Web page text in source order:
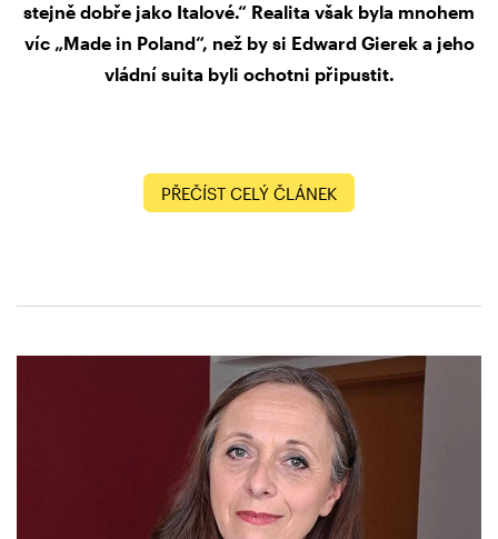
stejně dobře jako Italové.“ Realita však byla mnohem
víc „Made in Poland“, než by si Edward Gierek a jeho
vládní suita byli ochotni připustit.
PŘEČÍST CELÝ ČLÁNEK